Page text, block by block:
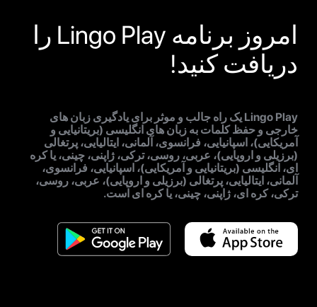
امروز برنامه Lingo Play را
دریافت کنید!
Lingo Play یک راه جالب و موثر برای یادگیری زبان های
خارجی و حفظ کلمات به زبان های انگلیسی (بریتانیایی و
آمریکایی)، اسپانیایی، فرانسوی، آلمانی، ایتالیایی، پرتغالی
(برزیلی و اروپایی)، عربی، روسی، ترکی، ژاپنی، چینی، یا کره
ای، انگلیسی (بریتانیایی و آمریکایی)، اسپانیایی، فرانسوی،
آلمانی، ایتالیایی، پرتغالی (برزیلی و اروپایی)، عربی، روسی،
ترکی، کره ای، ژاپنی، چینی، یا کره ای است.